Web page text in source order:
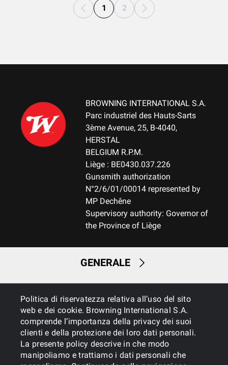
Politica di riservatezza relativa all’uso del sito
web e dei cookie. Browning International S.A.
comprende l’importanza della privacy dei suoi
clienti e della protezione dei loro dati personali.
La presente policy descrive in che modo
manipoliamo e trattiamo i dati personali che
1 2
BROWNING INTERNATIONAL S.A.
Parc industriel des Hauts-Sarts
3ème Avenue, 25, B-4040,
HERSTAL
BELGIUM R.P.M.
Liège : BE0430.037.226
Gunsmith authorization
N°2/6/01/00014 represented by
MP Dechêne
Supervisory authority: Governor of
the Province of Liège
GENERALE
SERVIZI